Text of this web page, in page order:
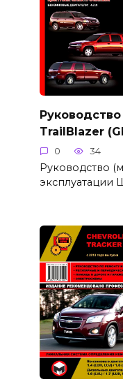
TrailBlazer
0 34
Руководство
эксплуатации